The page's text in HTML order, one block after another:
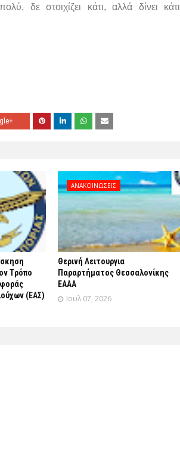
δε στοιχίζει κάτι, αλλά δίνει κάτι
Tρόπο
(ΕΑΣ)
ΑΝΑΚΟΙΝΩΣΕΙΣ
Θερινή Λειτουργια
Παραρτήματος Θεσσαλονίκης
ΕΑΑΑ
Ιουλ 07, 2026